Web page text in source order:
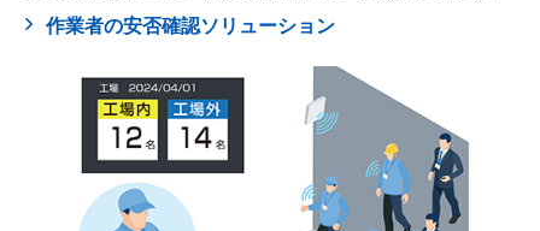
作業者の安否確認ソリューション